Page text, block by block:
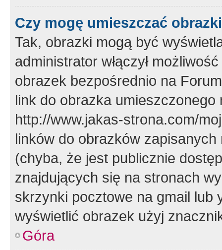
Czy mogę umieszczać
Tak, obrazki mogą być
administrator włączył
obrazek bezpośrednio na
link do obrazka
http://www.jakas-strona.com/
linków do obrazków
(chyba, że jest publicznie
znajdujących się na stronach
skrzynki pocztowe na gmail lub
wyświetlić obrazek użyj
Góra